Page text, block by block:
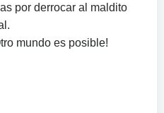
por derrocar al maldito
mundo es posible!